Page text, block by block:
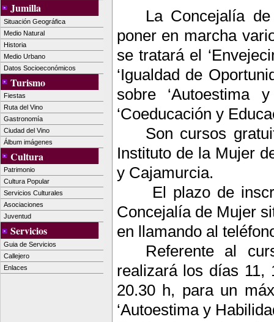
Jumilla
Situación Geográfica
Medio Natural
Historia
Medio Urbano
Datos Socioeconómicos
Turismo
Fiestas
Ruta del Vino
Gastronomía
Ciudad del Vino
Álbum imágenes
Cultura
Patrimonio
Cultura Popular
Servicios Culturales
Asociaciones
Juventud
Servicios
Guia de Servicios
Callejero
Enlaces
La Concejalía
poner en marcha
se tratará el
‘Igualdad de
sobre ‘Autoestima
‘Coeducación y
Son cursos
Instituto de la Mujer
y Cajamurcia.
El plazo de
Concejalía de Mujer
en llamando al
Referente al
realizará los días
20.30 h, para un
‘Autoestima y